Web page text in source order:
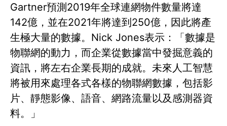
Gartner預測2019年全球連網物件數量將達
142億，並在2021年將達到250億，因此將產
生極大量的數據。Nick Jones表示：「數據是
物聯網的動力，而企業從數據當中發掘意義的
資訊，將左右企業長期的成就。未來人工智慧
將被用來處理各式各樣的物聯網數據，包括影
片、靜態影像、語音、網路流量以及感測器資
料。」